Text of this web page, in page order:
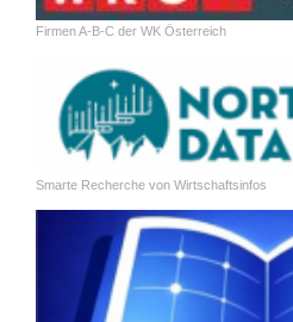
Firmen A-B-C der WK Österreich
Smarte Recherche von Wirtschaftsinfos